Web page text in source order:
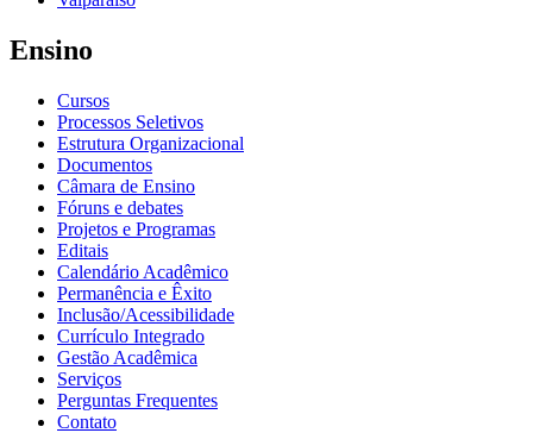
Ensino
Cursos
Processos Seletivos
Estrutura Organizacional
Documentos
Câmara de Ensino
Fóruns e debates
Projetos e Programas
Editais
Calendário Acadêmico
Permanência e Êxito
Inclusão/Acessibilidade
Currículo Integrado
Gestão Acadêmica
Serviços
Perguntas Frequentes
Contato